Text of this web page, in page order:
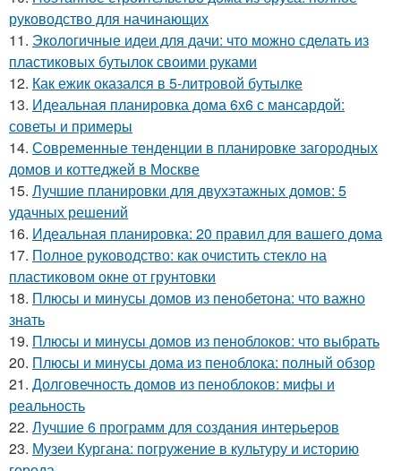
руководство для начинающих
11. Экологичные идеи для дачи: что можно сделать из
пластиковых бутылок своими руками
12. Как ежик оказался в 5-литровой бутылке
13. Идеальная планировка дома 6х6 с мансардой:
советы и примеры
14. Современные тенденции в планировке загородных
домов и коттеджей в Москве
15. Лучшие планировки для двухэтажных домов: 5
удачных решений
16. Идеальная планировка: 20 правил для вашего дома
17. Полное руководство: как очистить стекло на
пластиковом окне от грунтовки
18. Плюсы и минусы домов из пенобетона: что важно
знать
19. Плюсы и минусы домов из пеноблоков: что выбрать
20. Плюсы и минусы дома из пеноблока: полный обзор
21. Долговечность домов из пеноблоков: мифы и
реальность
22. Лучшие 6 программ для создания интерьеров
23. Музеи Кургана: погружение в культуру и историю